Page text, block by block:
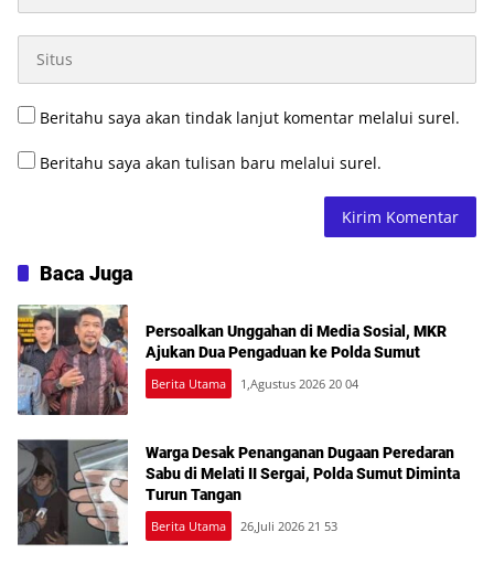
Beritahu saya akan tindak lanjut komentar melalui surel.
Beritahu saya akan tulisan baru melalui surel.
Baca Juga
Persoalkan Unggahan di Media Sosial, MKR
Ajukan Dua Pengaduan ke Polda Sumut
Berita Utama 1,Agustus 2026 20 04
Warga Desak Penanganan Dugaan Peredaran
Sabu di Melati II Sergai, Polda Sumut Diminta
Turun Tangan
Berita Utama 26,Juli 2026 21 53